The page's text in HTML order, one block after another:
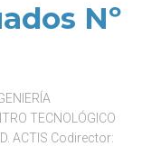
Nº
TECNOLÓGICO
ACTIS Codirector: